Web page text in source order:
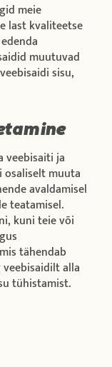
meie
last kvaliteetse
muutuvad
sisu,
veebisaiti ja
muuta
avaldamisel
teatamisel.
kuni teie või
tähendab
alla
tühistamist.